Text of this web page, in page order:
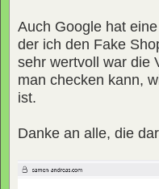
Auch Google hat
der ich den Fake
sehr wertvoll war die
man checken kann,
ist.
Danke an alle, die